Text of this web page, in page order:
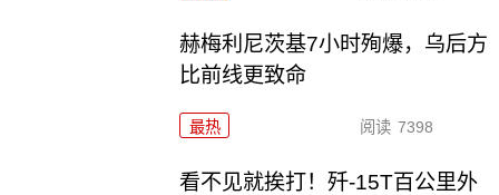
赫梅利尼茨基7小时殉爆，乌后方
比前线更致命
最热 阅读 7398
看不见就挨打！歼-15T百公里外